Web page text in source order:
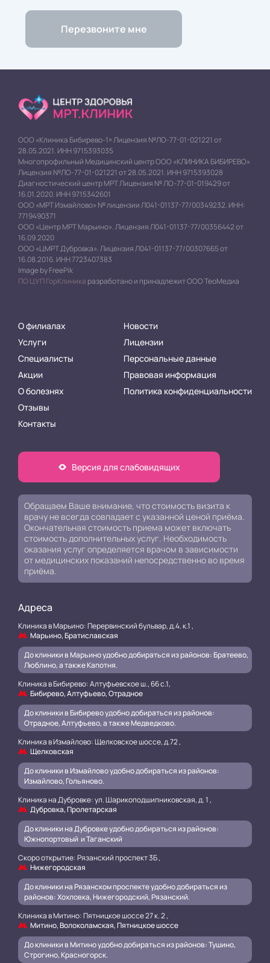
ООО «Клиника Бибирево-1» Лицензия №ЛО-77-01-021221 от
28.05.2021. ИНН 9715393035
Многопрофильный Медицинский центр ООО «КЛИНИКА БИБИРЕВО»
Лицензия №ЛО-77-01-021221 от 28.05.2021. ИНН 9715393028
Диагностический центр МРТ Лицензия № ЛО-77-01-019429 от
16.01.2020. ИНН 9715342601
ООО «МРТ Измайлово» № лицензии Л041-01137-77/00349232. ИНН:
7719490371
ООО «Центр МРТ Марьино». Лицензия Л041-01137-77/00356442 от
16.09.2020
ООО «ЦМРТ Дубровка». Лицензия Л041-01137-77/00307665 от
16.08.2016. ИНН 7723407383
Image by FreePik
ПО ЦУП ГорКлиника разработано и принадлежит ООО ТеоМедиа
О филиалах
Услуги
Специалисты
Акции
О болезнях
Отзывы
Контакты
Новости
Лицензии
Персональные данные
Правовая информация
Политика конфиденциальности
Версия для слабовидящих
Обращаем Ваше внимание, что стоимость визита к
врачу не всегда совпадает с указанной ценой приёма.
Окончательная стоимость приема может включать
стоимость дополнительных услуг. Необходимость
оказания услуг определяется врачом в зависимости
от медицинских показаний непосредственно во время
приёма.
Адреса
Клиника в Марьино: Перервинский бульвар, д.4. к.1 ,
Марьино, Братиславская
До клиники в Марьино удобно добираться из районов: Братеево,
Люблино, а также Капотня.
Клиника в Бибирево: Алтуфьевское ш., 66 с.1,
Бибирево, Алтуфьево, Отрадное
До клиники в Бибирево удобно добираться из районов:
Отрадное, Алтуфьево, а также Медведково.
Клиника в Измайлово: Щелковское шоссе, д.72 ,
Щелковская
До клиники в Измайлово удобно добираться из районов:
Измайлово, Гольяново.
Клиника на Дубровке: ул. Шарикоподшипниковская, д. 1 ,
Дубровка, Пролетарская
До клиники на Дубровке удобно добираться из районов:
Южнопортовый и Таганский.
Скоро открытие: Рязанский проспект 3Б ,
Нижегородская
До клиники на Рязанском проспекте удобно добираться из
районов: Хохловка, Нижегородский, Рязанский..
Клиника в Митино: Пятницкое шоссе 27 к. 2 ,
Митино, Волоколамская, Пятницкое шоссе
До клиники в Митино удобно добираться из районов: Тушино,
Строгино, Красногорск.